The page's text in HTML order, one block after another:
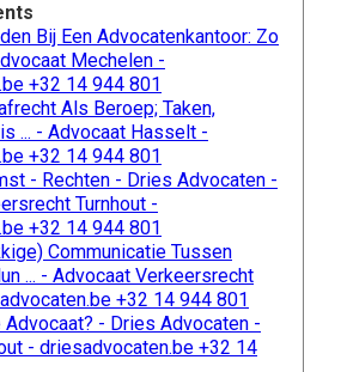
Bij Een Advocatenkantoor: Zo
Mechelen -
+32 14 944 801
Als Beroep; Taken,
... - Advocaat Hasselt -
+32 14 944 801
- Rechten - Dries Advocaten -
Turnhout -
+32 14 944 801
Communicatie Tussen
... - Advocaat Verkeersrecht
+32 14 944 801
Advocaat? - Dries Advocaten -
- driesadvocaten.be +32 14